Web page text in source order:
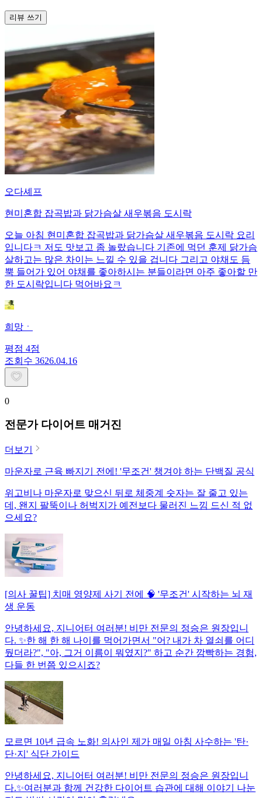
리뷰 쓰기
오다셰프
현미혼합 잡곡밥과 닭가슴살 새우볶음 도시락
오늘 아침 현미혼합 잡곡밥과 닭가슴살 새우볶음 도시락 요리
입니다ㅋ 저도 맛보고 좀 놀랐습니다 기존에 먹던 훈제 닭가슴
살하고는 많은 차이는 느낄 수 있을 겁니다 그리고 야채도 듬
뿍 들어가 있어 야채를 좋아하시는 분들이라면 아주 좋아할 만
한 도시락입니다 먹어바요ㅋ
희망ㆍ
평점 4점
조회수 3626.04.16
0
전문가 다이어트 매거진
더보기
마운자로 근육 빠지기 전에! '무조건' 챙겨야 하는 단백질 공식
위고비나 마운자로 맞으신 뒤로 체중계 숫자는 잘 줄고 있는
데, 왠지 팔뚝이나 허벅지가 예전보다 물러진 느낌 드신 적 없
으세요?
[의사 꿀팁] 치매 영양제 사기 전에 🧠 '무조건' 시작하는 뇌 재
생 운동
안녕하세요, 지니어터 여러분! 비만 전문의 정승은 원장입니
다. ✨한 해 한 해 나이를 먹어가면서 "어? 내가 차 열쇠를 어디
뒀더라?", "아, 그거 이름이 뭐였지?" 하고 순간 깜빡하는 경험,
다들 한 번쯤 있으시죠?
모르면 10년 급속 노화! 의사인 제가 매일 아침 사수하는 '탄·
단·지' 식단 가이드
안녕하세요, 지니어터 여러분! 비만 전문의 정승은 원장입니
다.✨여러분과 함께 건강한 다이어트 습관에 대해 이야기 나눈